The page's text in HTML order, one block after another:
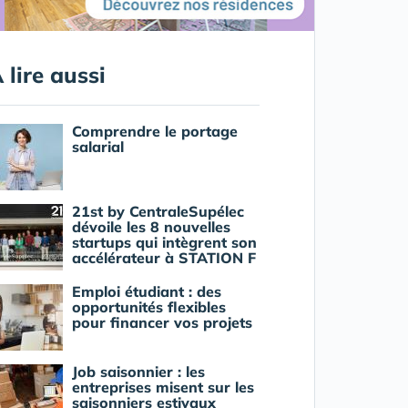
lire aussi
Comprendre le portage
salarial
21st by CentraleSupélec
dévoile les 8 nouvelles
startups qui intègrent son
accélérateur à STATION F
Emploi étudiant : des
opportunités flexibles
pour financer vos projets
Job saisonnier : les
entreprises misent sur les
saisonniers estivaux